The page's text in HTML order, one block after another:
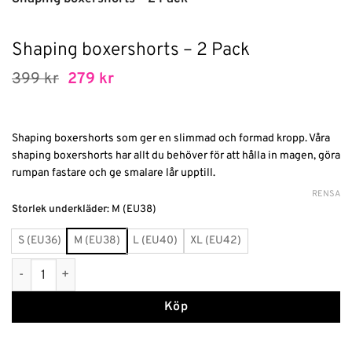
Shaping boxershorts – 2 Pack
399kr Det
399 kr.
279 krDet
279 kr.
Shaping boxershorts som ger en slimmad och formad kropp. Våra
shaping boxershorts har allt du behöver för att hålla in magen, göra
rumpan fastare och ge smalare lår upptill.
Storlek underkläder: M (EU38)
S (EU36) M (EU38) L (EU40) XL (EU42)
RENSA
Shaping boxershorts - 2 Pack mängd
Köp
Alternative: